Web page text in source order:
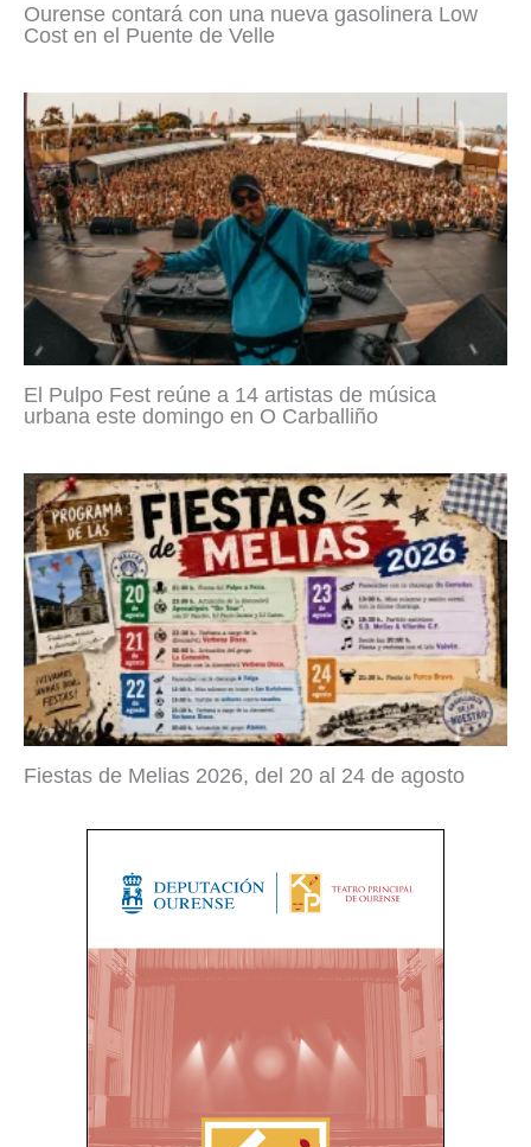
Ourense contará con una nueva gasolinera Low
Cost en el Puente de Velle
El Pulpo Fest reúne a 14 artistas de música
urbana este domingo en O Carballiño
Fiestas de Melias 2026, del 20 al 24 de agosto